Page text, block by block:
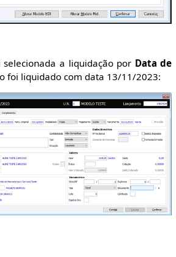
a liquidação por Data de
foi liquidado com data 13/11/2023: